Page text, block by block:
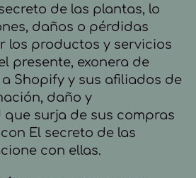
de las plantas, lo
daños o pérdidas
los productos y servicios
presente, exonera de
Shopify y sus afiliados de
daño y
surja de sus compras
El secreto de las
con ellas.